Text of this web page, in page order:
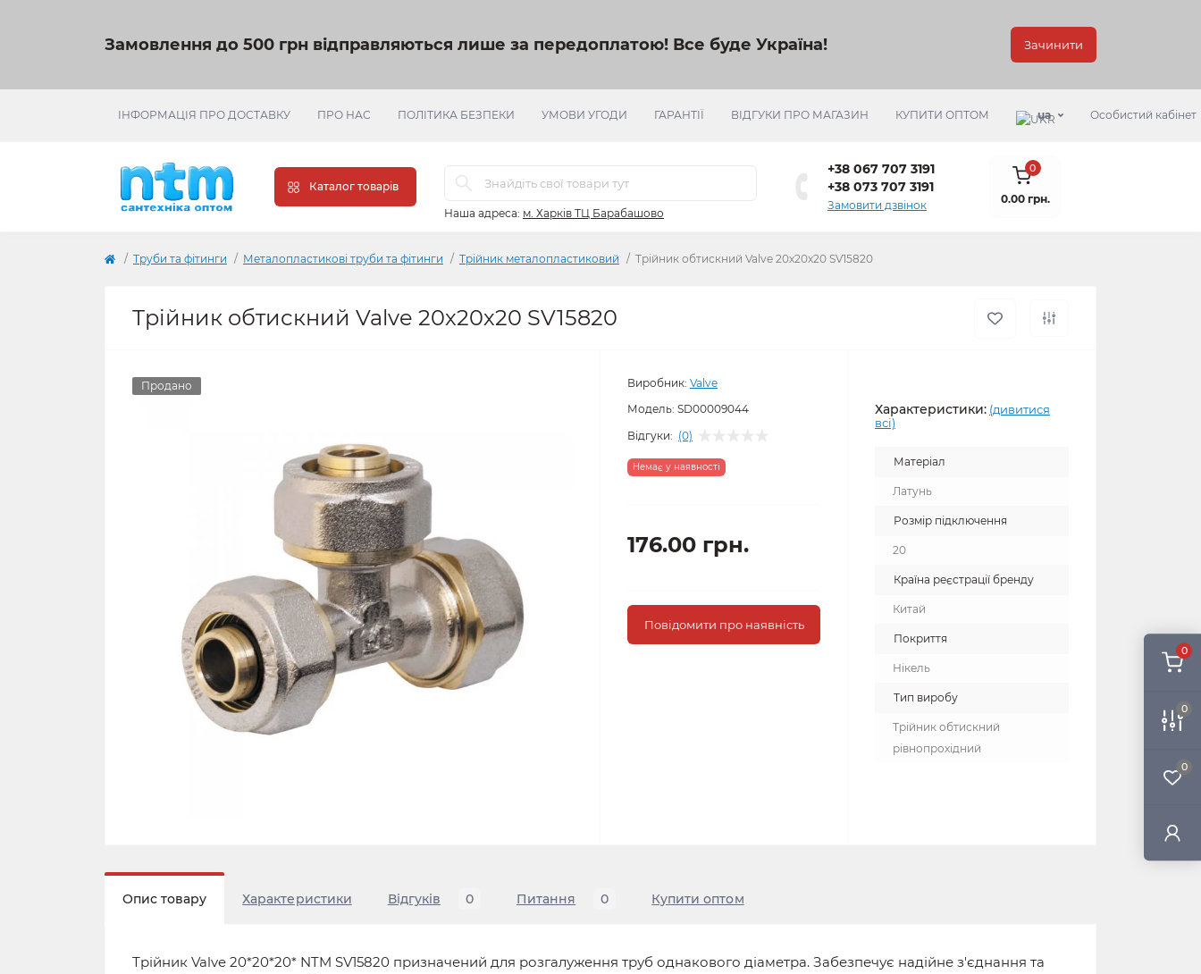
0
0
0
Замовлення до 500 грн відправляються лише за передоплатою! Все буде Україна! Зачинити
ІНФОРМАЦІЯ ПРО ДОСТАВКУ ПРО НАС ПОЛІТИКА БЕЗПЕКИ УМОВИ УГОДИ ГАРАНТІЇ ВІДГУКИ ПРО МАГАЗИН КУПИТИ ОПТОМ ua Особистий кабінет
Каталог товарів
Наша адреса: м. Харків ТЦ Барабашово
+38 067 707 3191
+38 073 707 3191
Замовити дзвінок
0
0.00 грн.
Труби та фітинги Металопластикові труби та фітинги Трійник металопластиковий Трійник обтискний Valve 20х20х20 SV15820
Трійник обтискний Valve 20х20х20 SV15820
Продано Виробник: Valve
Модель: SD00009044
Відгуки: (0)
Немає у наявності
176.00 грн.
Повідомити про наявність
Характеристики: (дивитися
всі)
Матеріал
Латунь
Розмір підключення
20
Країна реєстрації бренду
Китай
Покриття
Нікель
Тип виробу
Трійник обтискний
рівнопрохідний
Опис товару Характеристики Відгуків 0 Питання 0 Купити оптом
Трійник Valve 20*20*20* NTM SV15820 призначений для розгалуження труб однакового діаметра. Забезпечує надійне з'єднання та